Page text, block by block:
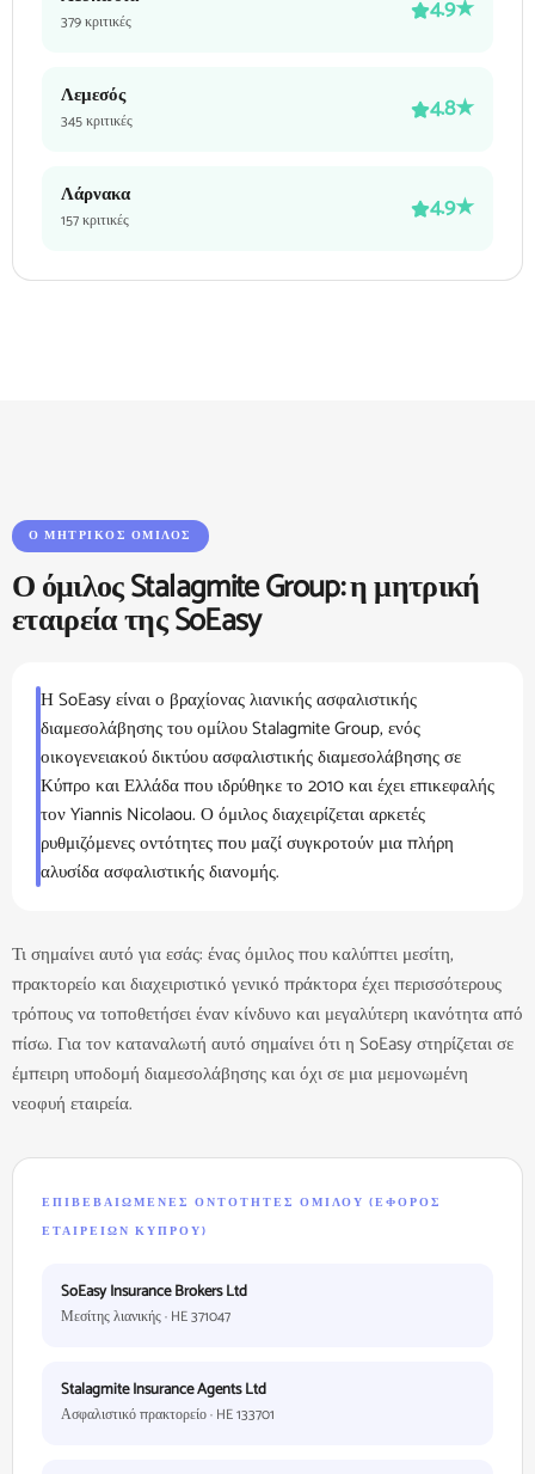
379 κριτικές 4.9★
Λεμεσός
345 κριτικές 4.8★
Λάρνακα
157 κριτικές 4.9★
Ο ΜΗΤΡΙΚΌΣ ΌΜΙΛΟΣ
Ο όμιλος Stalagmite Group: η μητρική
εταιρεία της SoEasy
Η SoEasy είναι ο βραχίονας λιανικής ασφαλιστικής
διαμεσολάβησης του ομίλου Stalagmite Group, ενός
οικογενειακού δικτύου ασφαλιστικής διαμεσολάβησης σε
Κύπρο και Ελλάδα που ιδρύθηκε το 2010 και έχει επικεφαλής
τον Yiannis Nicolaou. Ο όμιλος διαχειρίζεται αρκετές
ρυθμιζόμενες οντότητες που μαζί συγκροτούν μια πλήρη
αλυσίδα ασφαλιστικής διανομής.
Τι σημαίνει αυτό για εσάς: ένας όμιλος που καλύπτει μεσίτη,
πρακτορείο και διαχειριστικό γενικό πράκτορα έχει περισσότερους
τρόπους να τοποθετήσει έναν κίνδυνο και μεγαλύτερη ικανότητα από
πίσω. Για τον καταναλωτή αυτό σημαίνει ότι η SoEasy στηρίζεται σε
έμπειρη υποδομή διαμεσολάβησης και όχι σε μια μεμονωμένη
νεοφυή εταιρεία.
ΕΠΙΒΕΒΑΙΩΜΈΝΕΣ ΟΝΤΌΤΗΤΕΣ ΟΜΊΛΟΥ (ΈΦΟΡΟΣ
ΕΤΑΙΡΕΙΏΝ ΚΎΠΡΟΥ)
SoEasy Insurance Brokers Ltd
Μεσίτης λιανικής · HE 371047
Stalagmite Insurance Agents Ltd
Ασφαλιστικό πρακτορείο · HE 133701